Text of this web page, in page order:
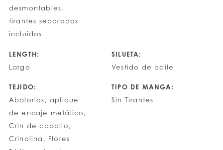
desmontables,
tirantes separados
incluidos
LENGTH:
Largo
SILUETA:
Vestido de baile
TEJIDO:
Abalorios, aplique
de encaje metálico,
Crin de caballo,
Crinolina, Flores
TIPO DE MANGA:
Sin Tirantes